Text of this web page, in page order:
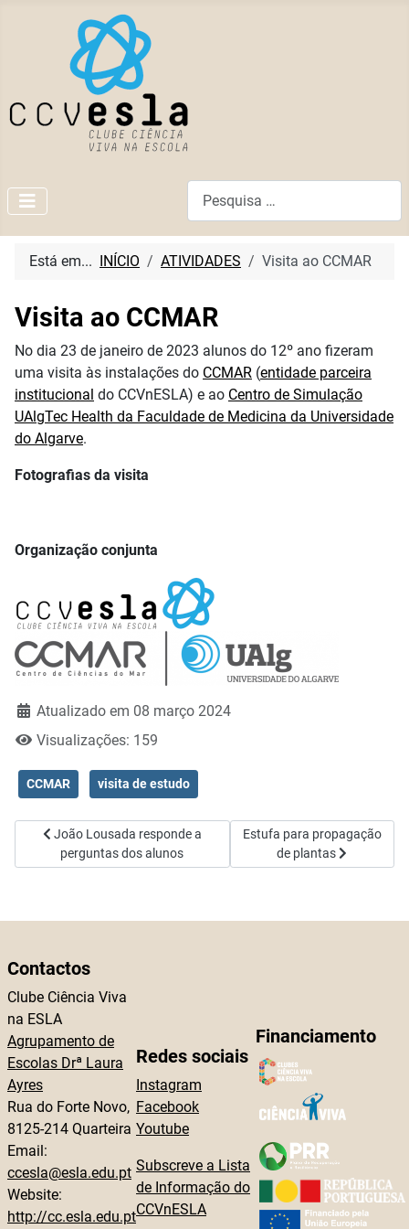
Está em... INÍCIO ATIVIDADES Visita ao CCMAR
Visita ao CCMAR
No dia 23 de janeiro de 2023 alunos do 12º ano fizeram
uma visita às instalações do CCMAR (entidade parceira
institucional do CCVnESLA) e ao Centro de Simulação
UAlgTec Health da Faculdade de Medicina da Universidade
do Algarve.
Fotografias da visita
Organização conjunta
Atualizado em 08 março 2024
Visualizações: 159
CCMAR visita de estudo
Artigo anterior: João Lousada responde a perguntas dos alunos
João Lousada responde a
perguntas dos alunos
Artigo seguinte: Estufa para
Estufa para propagação
de plantas
Contactos
Clube Ciência Viva
na ESLA
Agrupamento de
Escolas Drª Laura
Ayres
Rua do Forte Novo,
8125-214 Quarteira
Email:
ccesla@esla.edu.pt
Website:
http://cc.esla.edu.pt
Redes sociais
Instagram
Facebook
Youtube
Subscreve a Lista
de Informação do
CCVnESLA
Financiamento